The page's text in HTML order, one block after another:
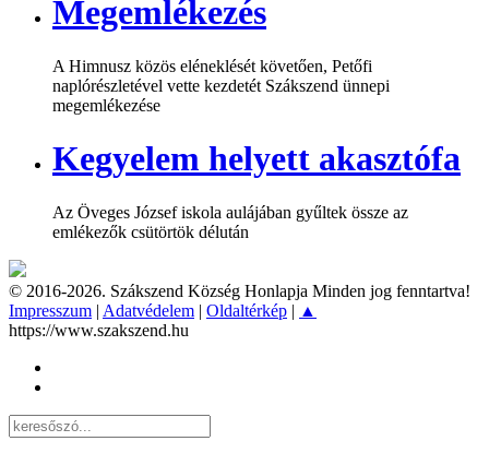
Megemlékezés
A Himnusz közös eléneklését követően, Petőfi
naplórészletével vette kezdetét Szákszend ünnepi
megemlékezése
Kegyelem helyett akasztófa
Az Öveges József iskola aulájában gyűltek össze az
emlékezők csütörtök délután
© 2016-2026. Szákszend Község Honlapja Minden jog fenntartva!
Impresszum | Adatvédelem | Oldaltérkép | ▲
https://www.szakszend.hu